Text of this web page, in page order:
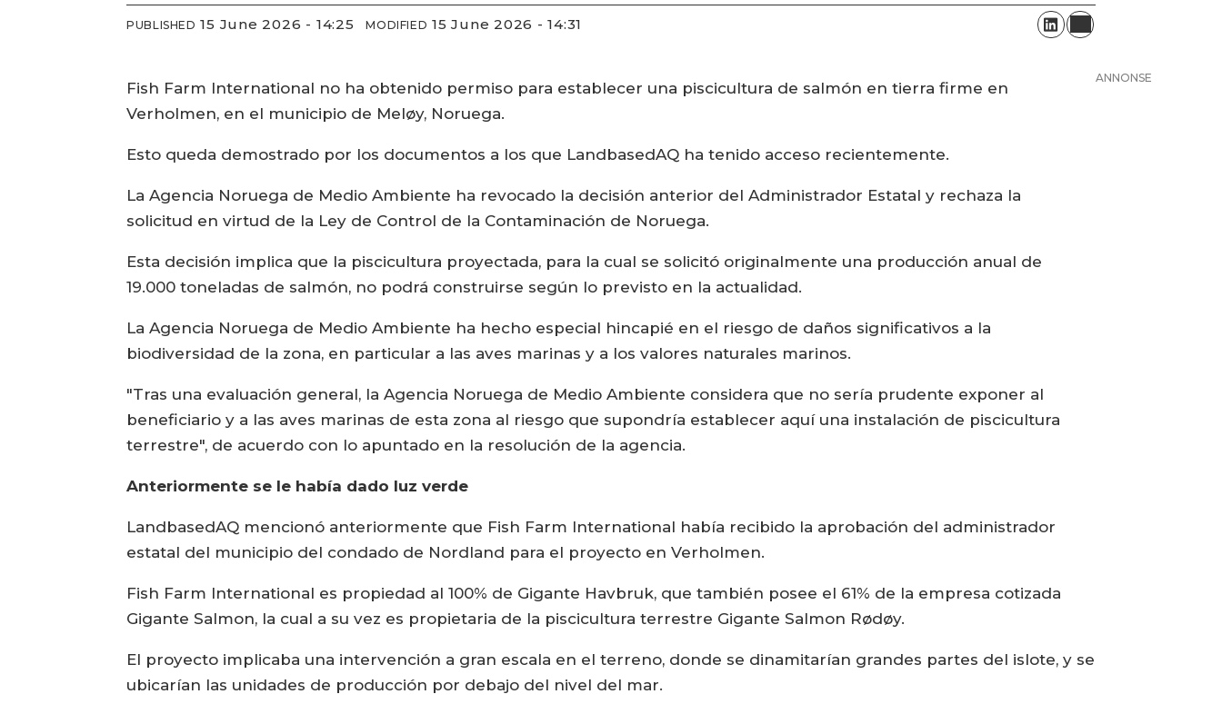
PUBLISHED 15 June 2026 - 14:25 MODIFIED 15 June 2026 - 14:31
ANNONSE
Fish Farm International no ha obtenido permiso para establecer una piscicultura de salmón en tierra firme en
Verholmen, en el municipio de Meløy, Noruega.
Esto queda demostrado por los documentos a los que LandbasedAQ ha tenido acceso recientemente.
La Agencia Noruega de Medio Ambiente ha revocado la decisión anterior del Administrador Estatal y rechaza la
solicitud en virtud de la Ley de Control de la Contaminación de Noruega.
Esta decisión implica que la piscicultura proyectada, para la cual se solicitó originalmente una producción anual de
19.000 toneladas de salmón, no podrá construirse según lo previsto en la actualidad.
La Agencia Noruega de Medio Ambiente ha hecho especial hincapié en el riesgo de daños significativos a la
biodiversidad de la zona, en particular a las aves marinas y a los valores naturales marinos.
"Tras una evaluación general, la Agencia Noruega de Medio Ambiente considera que no sería prudente exponer al
beneficiario y a las aves marinas de esta zona al riesgo que supondría establecer aquí una instalación de piscicultura
terrestre", de acuerdo con lo apuntado en la resolución de la agencia.
Anteriormente se le había dado luz verde
LandbasedAQ mencionó anteriormente que Fish Farm International había recibido la aprobación del administrador
estatal del municipio del condado de Nordland para el proyecto en Verholmen.
Fish Farm International es propiedad al 100% de Gigante Havbruk, que también posee el 61% de la empresa cotizada
Gigante Salmon, la cual a su vez es propietaria de la piscicultura terrestre Gigante Salmon Rødøy.
El proyecto implicaba una intervención a gran escala en el terreno, donde se dinamitarían grandes partes del islote, y se
ubicarían las unidades de producción por debajo del nivel del mar.